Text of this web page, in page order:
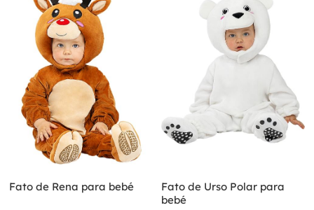
Fato de Rena para bebé
Fato de Urso Polar para
bebé